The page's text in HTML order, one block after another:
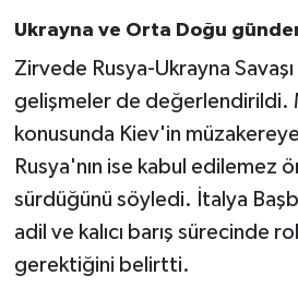
Ukrayna ve Orta Doğu
Zirvede Rusya-Ukrayna
gelişmeler de değerlendirildi.
konusunda Kiev'in
Rusya'nın ise kabul edilemez
sürdüğünü söyledi. İtalya
adil ve kalıcı barış sürecinde
gerektiğini belirtti.